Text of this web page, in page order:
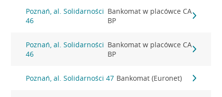
Poznań, al. Solidarności
46
Bankomat w placówce CA
BP
Poznań, al. Solidarności
46
Bankomat w placówce CA
BP
Poznań, al. Solidarności 47 Bankomat (Euronet)